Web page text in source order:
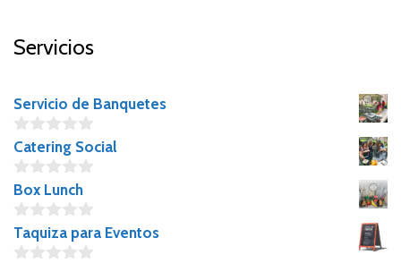
Servicios
Servicio de Banquetes
0
o
u
t
o
f
5
Catering Social
0
o
u
t
o
f
Box Lunch
0
o
u
Taquiza para Eventos